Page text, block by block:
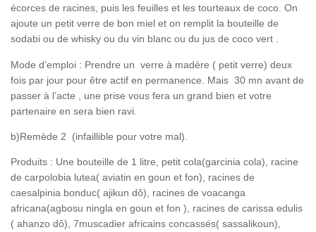
écorces de racines, puis les feuilles et les tourteaux de coco. On
ajoute un petit verre de bon miel et on remplit la bouteille de
sodabi ou de whisky ou du vin blanc ou du jus de coco vert .
Mode d’emploi : Prendre un verre à madère ( petit verre) deux
fois par jour pour être actif en permanence. Mais 30 mn avant de
passer à l’acte , une prise vous fera un grand bien et votre
partenaire en sera bien ravi.
b)Remède 2 (infaillible pour votre mal).
Produits : Une bouteille de 1 litre, petit cola(garcinia cola), racine
de carpolobia lutea( aviatin en goun et fon), racines de
caesalpinia bonduc( ajikun dô), racines de voacanga
africana(agbosu ningla en goun et fon ), racines de carissa edulis
( ahanzo dô), 7muscadier africains concassés( sassalikoun),